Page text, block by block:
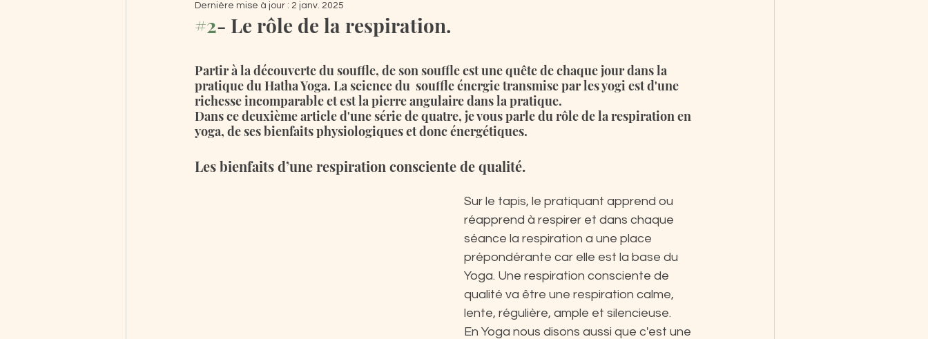
Dernière mise à jour : 2 janv. 2025
#2- Le rôle de la respiration.
Partir à la découverte du souffle, de son souffle est une quête de chaque jour dans la
pratique du Hatha Yoga. La science du  souffle énergie transmise par les yogi est d'une
richesse incomparable et est la pierre angulaire dans la pratique.
Dans ce deuxième article d'une série de quatre, je vous parle du rôle de la respiration en
yoga, de ses bienfaits physiologiques et donc énergétiques.
Les bienfaits d’une respiration consciente de qualité.
Sur le tapis, le pratiquant apprend ou
réapprend à respirer et dans chaque
séance la respiration a une place
prépondérante car elle est la base du
Yoga. Une respiration consciente de
qualité va être une respiration calme,
lente, régulière, ample et silencieuse.
En Yoga nous disons aussi que c'est une